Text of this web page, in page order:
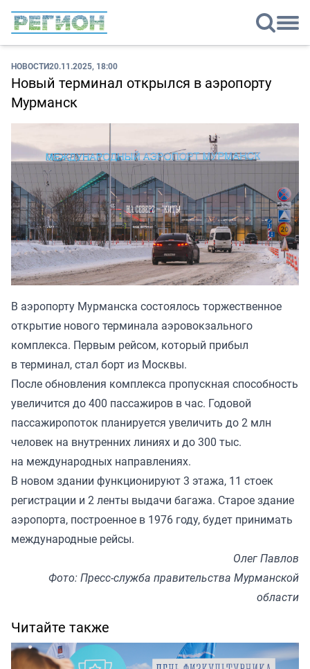
НОВОСТИ20.11.2025, 18:00
Новый терминал открылся в аэропорту
Мурманск
В аэропорту Мурманска состоялось торжественное
открытие нового терминала аэровокзального
комплекса. Первым рейсом, который прибыл
в терминал, стал борт из Москвы.
После обновления комплекса пропускная способность
увеличится до 400 пассажиров в час. Годовой
пассажиропоток планируется увеличить до 2 млн
человек на внутренних линиях и до 300 тыс.
на международных направлениях.
В новом здании функционируют 3 этажа, 11 стоек
регистрации и 2 ленты выдачи багажа. Старое здание
аэропорта, построенное в 1976 году, будет принимать
международные рейсы.
Олег Павлов
Фото: Пресс-служба правительства Мурманской
области
Читайте также